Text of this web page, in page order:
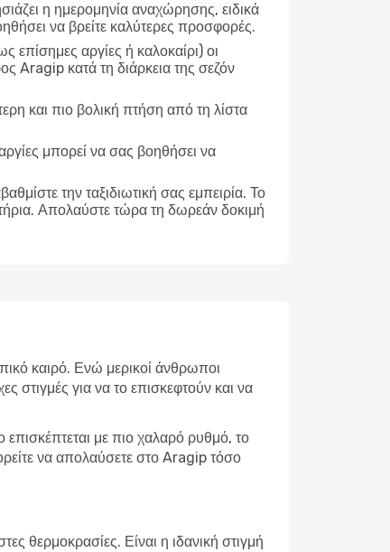
η ημερομηνία αναχώρησης, ειδικά
να βρείτε καλύτερες προσφορές.
αργίες ή καλοκαίρι) οι
Aragip κατά τη διάρκεια της σεζόν
και πιο βολική πτήση από τη λίστα
μπορεί να σας βοηθήσει να
την ταξιδιωτική σας εμπειρία. Το
Απολαύστε τώρα τη δωρεάν δοκιμή
καιρό. Ενώ μερικοί άνθρωποι
στιγμές για να το επισκεφτούν και να
με πιο χαλαρό ρυθμό, το
να απολαύσετε στο Aragip τόσο
θερμοκρασίες. Είναι η ιδανική στιγμή